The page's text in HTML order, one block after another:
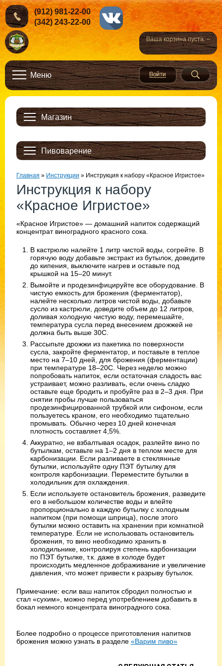
Ваша корзина пуста. –
(912) 981-22-00
(342) 243-22-00
Меню
Магазин
Пивоварение
Главная » Инструкции » Инструкция к набору «Красное Игристое»
Инструкция к набору
«Красное Игристое»
«Красное Игристое» — домашний напиток содержащий
концентрат виноградного красного сока.
В кастрюлю налейте 1 литр чистой воды, согрейте. В
горячую воду добавьте экстракт из бутылок, доведите
до кипения, выключите нагрев и оставьте под
крышкой на 15–20 минут.
Вымойте и продезинфицируйте все оборудование. В
чистую емкость для брожения (ферментатор),
налейте несколько литров чистой воды, добавьте
сусло из кастрюли, доведите объем до 12 литров,
доливая холодную чистую воду, перемешайте,
температура сусла перед внесением дрожжей не
должна быть выше 30С.
Рассыпьте дрожжи из пакетика по поверхности
сусла, закройте ферментатор, и поставьте в теплое
место на 7–10 дней, для брожения (ферментации)
при температуре 18–20С. Через неделю можно
попробовать напиток, если остаточная сладость вас
устраивает, можно разливать, если очень сладко
оставьте еще бродить и пробуйте раз в 2–3 дня. При
снятии пробы лучше пользоваться
продезинфицированной трубкой или сифоном, если
пользуетесь краном, его необходимо тщательно
промывать. Обычно через 10 дней конечная
плотность составляет 4,5%.
Аккуратно, не взбалтывая осадок, разлейте вино по
бутылкам, оставьте на 1–2 дня в теплом месте для
карбонизации. Если разливаете в стеклянные
бутылки, используйте одну ПЭТ бутылку для
контроля карбонизации. Переместите бутылки в
холодильник для охлаждения.
Если используете остановитель брожения, разведите
его в небольшом количестве воды и влейте
пропорционально в каждую бутылку с холодным
напитком (при помощи шприца), после этого
бутылки можно оставить на хранении при комнатной
температуре. Если не использовать остановитель
брожения, то вино необходимо хранить в
холодильнике, контролируя степень карбонизации
по ПЭТ бутылке, т.к. даже в холоде будет
происходить медленное дображивание и увеличение
давления, что может привести к разрыву бутылок.
Примечание: если ваш напиток сбродил полностью и
стал «сухим», можно перед употреблением добавить в
бокал немного концентрата виноградного сока.
Более подробно о процессе приготовления напитков
брожения можно узнать в разделе «Варим пиво»